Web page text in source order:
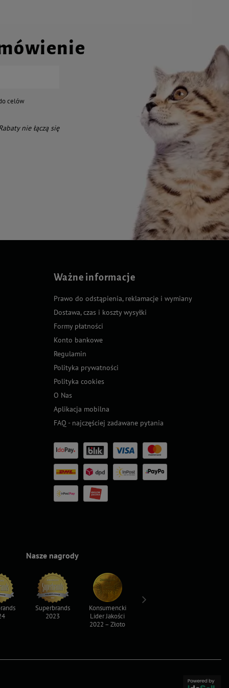
celów
nie łączą się
Ważne informacje
Prawo do odstąpienia, reklamacje i wymiany
Dostawa, czas i koszty wysyłki
Formy płatności
Konto bankowe
Regulamin
Polityka prywatności
Polityka cookies
O Nas
Aplikacja mobilna
FAQ - najczęściej zadawane pytania
Nasze nagrody
Superbrands
2023
Konsumencki
Lider Jakości
2022 – Złoto